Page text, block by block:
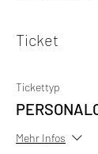
Ticket
Tickettyp
Mehr Infos